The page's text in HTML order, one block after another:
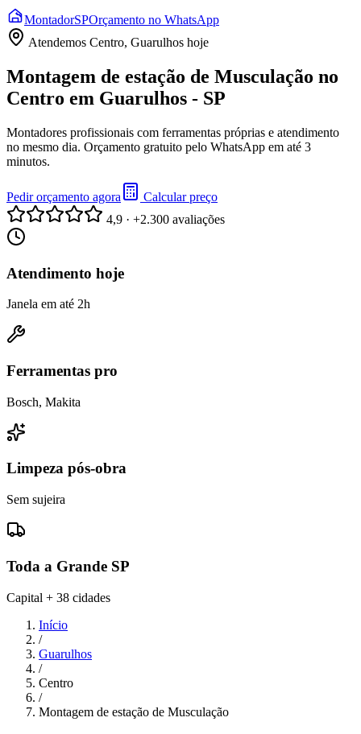
MontadorSPOrçamento no WhatsApp
Atendemos Centro, Guarulhos hoje
Montagem de estação de Musculação no
Centro em Guarulhos - SP
Montadores profissionais com ferramentas próprias e atendimento
no mesmo dia. Orçamento gratuito pelo WhatsApp em até 3
minutos.
Pedir orçamento agora
Calcular preço
4,9 · +2.300 avaliações
Atendimento hoje
Janela em até 2h
Ferramentas pro
Bosch, Makita
Limpeza pós-obra
Sem sujeira
Toda a Grande SP
Capital + 38 cidades
Início
/
Guarulhos
/
Centro
/
Montagem de estação de Musculação